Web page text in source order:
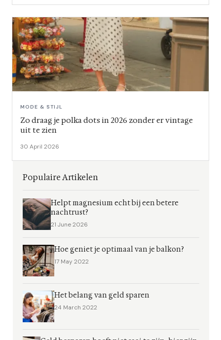
MODE & STIJL
Zo draag je polka dots in 2026 zonder er vintage
uit te zien
30 April 2026
Populaire Artikelen
Helpt magnesium echt bij een betere
nachtrust?
21 June 2026
Hoe geniet je optimaal van je balkon?
17 May 2022
Het belang van geld sparen
24 March 2022